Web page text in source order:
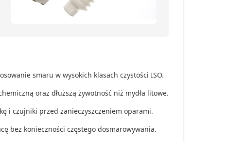
smaru w wysokich klasach czystości ISO.
oraz dłuższą żywotność niż mydła litowe.
i czujniki przed zanieczyszczeniem oparami.
bez konieczności częstego dosmarowywania.